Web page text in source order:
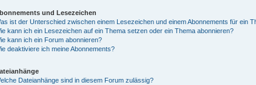
und Lesezeichen
ist der Unterschied zwischen einem Lesezeichen und einem Abonnements für ein
kann ich ein Lesezeichen auf ein Thema setzen oder ein Thema abonnieren?
kann ich ein Forum abonnieren?
deaktiviere ich meine Abonnements?
Dateianhänge sind in diesem Forum zulässig?